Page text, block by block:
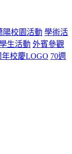
陽校園活動 學術活
生活動 外賓參觀
年校慶LOGO 70週